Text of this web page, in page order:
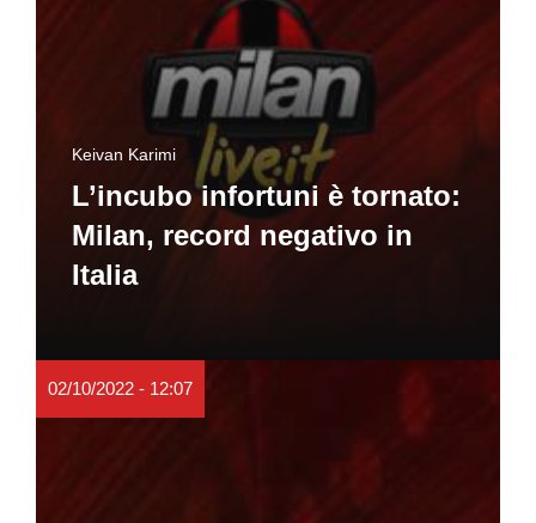
Keivan Karimi
L’incubo infortuni è tornato:
Milan, record negativo in
Italia
02/10/2022 - 12:07